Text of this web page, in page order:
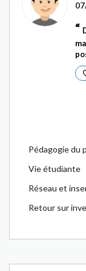
Pédagogie du
Vie étudiante
Réseau et
Retour sur